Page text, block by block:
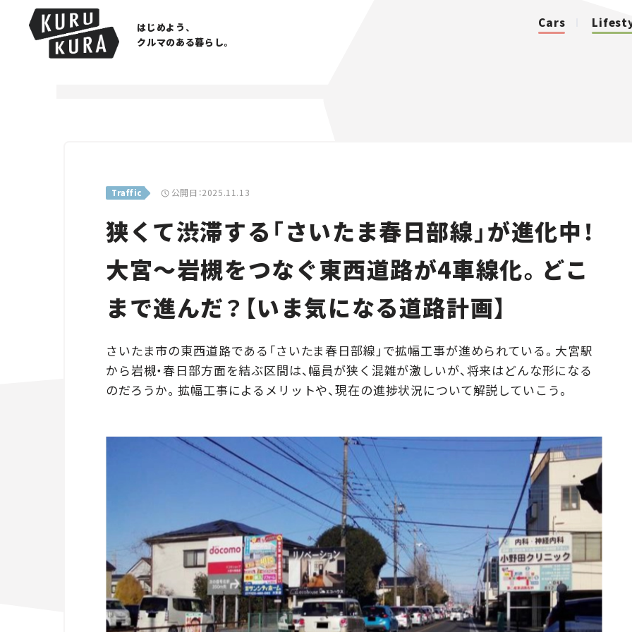
はじめよう、
クルマのある暮らし。
Cars
Traffic 公開日：2025.11.13
狭くて渋滞する「さいたま春日部線」が進化中！
大宮～岩槻をつなぐ東西道路が4車線化。どこ
まで進んだ？【いま気になる道路計画】
さいたま市の東西道路である「さいたま春日部線」で拡幅工事が進められている。大宮駅
から岩槻・春日部方面を結ぶ区間は、幅員が狭く混雑が激しいが、将来はどんな形になる
のだろうか。拡幅工事によるメリットや、現在の進捗状況について解説していこう。
Traffic
Special